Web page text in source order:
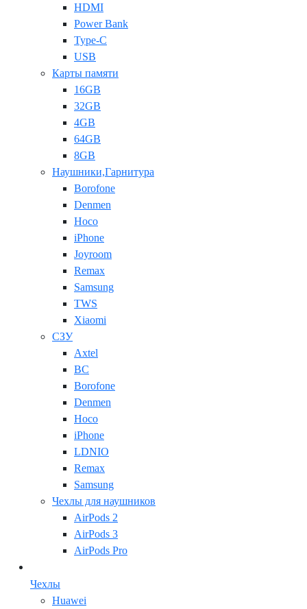
HDMI
Power Bank
Type-C
USB
Карты памяти
16GB
32GB
4GB
64GB
8GB
Наушники,Гарнитура
Borofone
Denmen
Hoco
iPhone
Joyroom
Remax
Samsung
TWS
Xiaomi
СЗУ
Axtel
BC
Borofone
Denmen
Hoco
iPhone
LDNIO
Remax
Samsung
Чехлы для наушников
AirPods 2
AirPods 3
AirPods Pro
Чехлы
Huawei